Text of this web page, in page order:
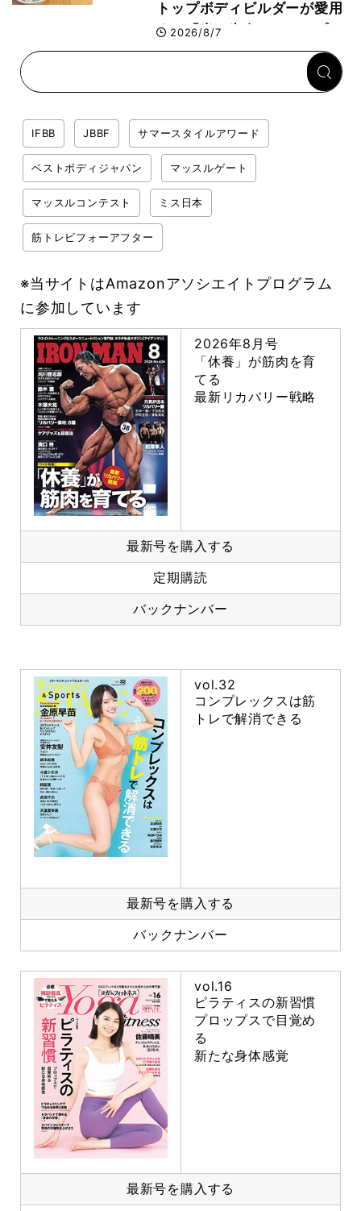
トップボディビルダーが愛用
する「米＋牛肉」のシンプル
回復メシとは？
2026/8/7
IFBB JBBF サマースタイルアワード
ベストボディジャパン マッスルゲート
マッスルコンテスト ミス日本
筋トレビフォーアフター
※当サイトはAmazonアソシエイトプログラム
に参加しています
2026年8月号
「休養」が筋肉を育
てる
最新リカバリー戦略
最新号を購入する
定期購読
バックナンバー
vol.32
コンプレックスは筋
トレで解消できる
最新号を購入する
バックナンバー
vol.16
ピラティスの新習慣
プロップスで目覚め
る
新たな身体感覚
最新号を購入する